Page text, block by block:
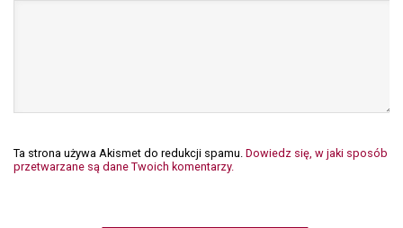
Ta strona używa Akismet do redukcji spamu. Dowiedz się, w jaki sposób
przetwarzane są dane Twoich komentarzy.